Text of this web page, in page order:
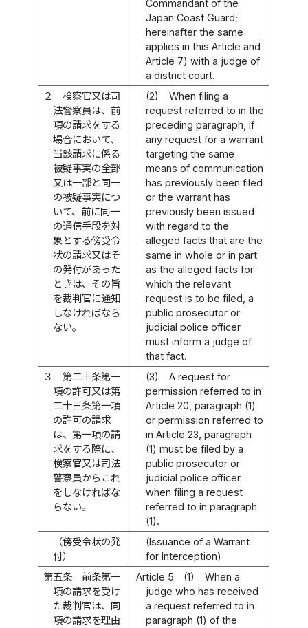
Commandant of the
Japan Coast Guard;
hereinafter the same
applies in this Article and
Article 7) with a judge of
a district court.
２
検察官又は司
法警察員は、前
項の請求をする
場合において、
当該請求に係る
被疑事実の全部
又は一部と同一
の被疑事実につ
いて、前に同一
の通信手段を対
象とする傍受令
状の請求又はそ
の発付があった
ときは、その旨
を裁判官に通知
しなければなら
ない。
(2)
When filing a
request referred to in the
preceding paragraph, if
any request for a warrant
targeting the same
means of communication
has previously been filed
or the warrant has
previously been issued
with regard to the
alleged facts that are the
same in whole or in part
as the alleged facts for
which the relevant
request is to be filed, a
public prosecutor or
judicial police officer
must inform a judge of
that fact.
３
第二十条第一
項の許可又は第
二十三条第一項
の許可の請求
は、第一項の請
求をする際に、
検察官又は司法
警察員からこれ
をしなければな
らない。
(3)
A request for
permission referred to in
Article 20, paragraph (1)
or permission referred to
in Article 23, paragraph
(1) must be filed by a
public prosecutor or
judicial police officer
when filing a request
referred to in paragraph
(1).
（傍受令状の発
付）
(Issuance of a Warrant
for Interception)
第五条
前条第一
項の請求を受け
た裁判官は、同
項の請求を理由
Article 5 (1)
When a
judge who has received
a request referred to in
paragraph (1) of the